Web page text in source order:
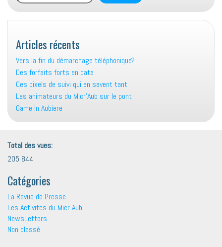
Articles récents
Vers la fin du démarchage téléphonique?
Des forfaits forts en data
Ces pixels de suivi qui en savent tant
Les animateurs du Micr’Aub sur le pont
Game In Aubiere
Total des vues:
205 844
Catégories
La Revue de Presse
Les Activites du Micr Aub
NewsLetters
Non classé